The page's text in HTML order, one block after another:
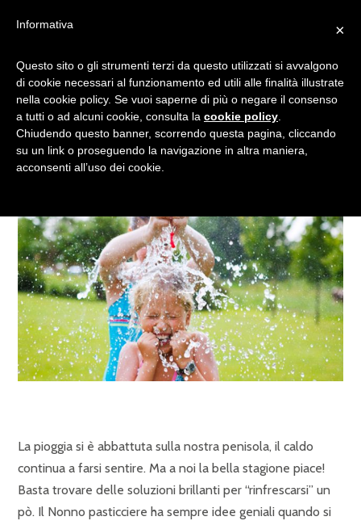
UNA GIORNATA DI SOLE,
GIOCHI CON L’ACQUA E…
TANTO DIVERTIMENTO
La pioggia si è abbattuta sulla nostra penisola, il caldo
continua a farsi sentire. Ma a noi la bella stagione piace!
Basta trovare delle soluzioni brillanti per “rinfrescarsi” un
pò. Il Nonno pasticciere ha sempre idee geniali quando si
×
Informativa
Questo sito o gli strumenti terzi da questo utilizzati si avvalgono
di cookie necessari al funzionamento ed utili alle finalità illustrate
nella cookie policy. Se vuoi saperne di più o negare il consenso
a tutti o ad alcuni cookie, consulta la cookie policy
Chiudendo questo banner, scorrendo questa pagina, cliccando
su un link o proseguendo la navigazione in altra maniera,
acconsenti all’uso dei cookie.